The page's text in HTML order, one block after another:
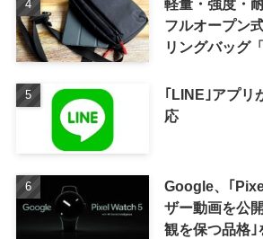
フルオープン
リングバッグ
｢LINE｣アプ
応
Google、｢
ザー動画を公
観を保つ品格｣